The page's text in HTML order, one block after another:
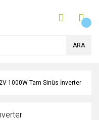
ARA
1000W Tam Sinüs İnverter